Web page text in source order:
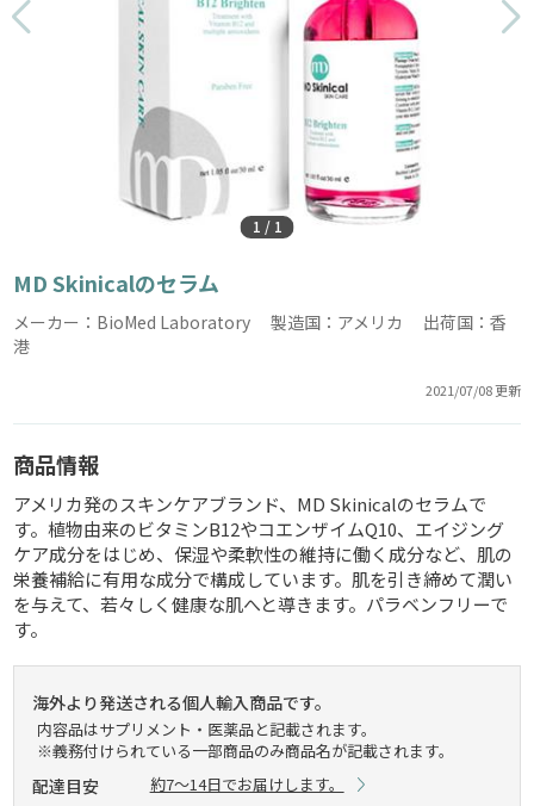
1 / 1
MD Skinicalのセラム
メーカー：BioMed Laboratory 製造国：アメリカ 出荷国：香
港
2021/07/08 更新
商品情報
アメリカ発のスキンケアブランド、MD Skinicalのセラムで
す。植物由来のビタミンB12やコエンザイムQ10、エイジング
ケア成分をはじめ、保湿や柔軟性の維持に働く成分など、肌の
栄養補給に有用な成分で構成しています。肌を引き締めて潤い
を与えて、若々しく健康な肌へと導きます。パラベンフリーで
す。
海外より発送される個人輸入商品です。
内容品はサプリメント・医薬品と記載されます。
※義務付けられている一部商品のみ商品名が記載されます。
配達目安 約7～14日でお届けします。